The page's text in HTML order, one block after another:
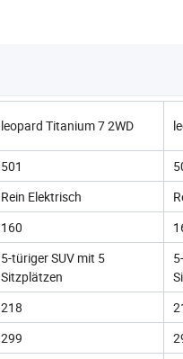
leopard Titanium 7 2WD
501
Rein Elektrisch
160
5-türiger SUV mit 5
Sitzplätzen
218
299